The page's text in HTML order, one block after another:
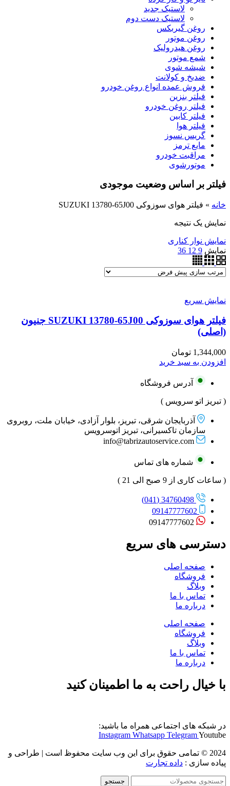
لاستیک جدید
لاستیک دست دوم
روغن گیربکس
روغن موتور
روغن هیدرولیک
شمع موتور
شیشه شوی
ضدیخ و کولانت
فروش عمده انواع روغن خودرو
فیلتر بنزین
فیلتر روغن خودرو
فیلتر کابین
فیلتر هوا
گریس نسوز
مایع ترمز
مراقبت خودرو
موتورشوی
فیلتر بر اساس وضعیت موجودی
خانه » فیلتر هوای سوزوکی SUZUKI 13780-65J00
نمایش یک نتیجه
نمایش نوار کناری
نمایش 9
12
36
نمایش سریع
فیلتر هوای سوزوکی SUZUKI 13780-65J00 جنیون
(اصلی)
1,344,000 تومان
افزودن به سبد خرید
آدرس فروشگاه
( تبریز اتو سرویس )
آذربایجان شرقی، تبریز، بلوار آزادی، خیابان ملت، روبروی
سازمان تاکسیرانی، تبریز اتوسرویس
info@tabrizautoservice.com
شماره های تماس
( ساعات کاری از 9 صبح الی 21 )
34760498 (041)
09147777602
09147777602
دسترسی های سریع
صفحه اصلی
فروشگاه
وبلاگ
تماس با ما
درباره ما
صفحه اصلی
فروشگاه
وبلاگ
تماس با ما
درباره ما
با خیال راحت به ما اطمینان کنید
در شبکه های اجتماعی همراه ما باشید:
Instagram Whatsapp TelegramYoutube
2024 © تمامی حقوق برای این وب سایت محفوظ است | طراحی و
پیاده سازی : داده تجارت
جستجو